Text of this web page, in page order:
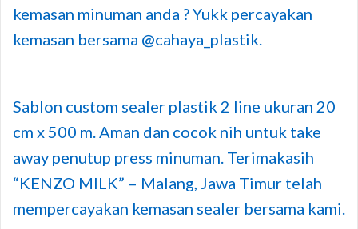
kemasan minuman anda ? Yukk percayakan
kemasan bersama @cahaya_plastik.
Sablon custom sealer plastik 2 line ukuran 20
cm x 500 m. Aman dan cocok nih untuk take
away penutup press minuman. Terimakasih
“KENZO MILK” – Malang, Jawa Timur telah
mempercayakan kemasan sealer bersama kami.